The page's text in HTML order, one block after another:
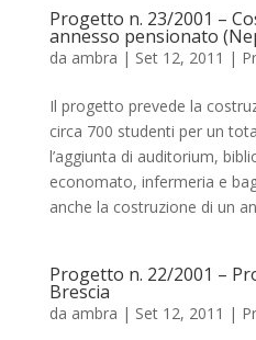
Progetto n. 23/2001 –
annesso pensionato
da ambra | Set 12, 2011 |
Il progetto prevede la
circa 700 studenti per un
l’aggiunta di auditorium,
economato, infermeria e
anche la costruzione di un
Progetto n. 22/2001 –
Brescia
da ambra | Set 12, 2011 |